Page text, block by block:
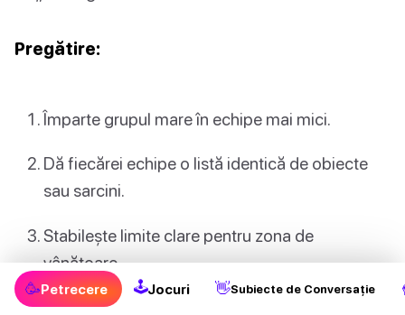
Pregătire:
Împarte grupul mare în echipe mai mici.
Dă fiecărei echipe o listă identică de obiecte
sau sarcini.
Stabilește limite clare pentru zona de
vânătoare.
🥳Petrecere 🕹Jocuri 👋Subiecte de Conversație